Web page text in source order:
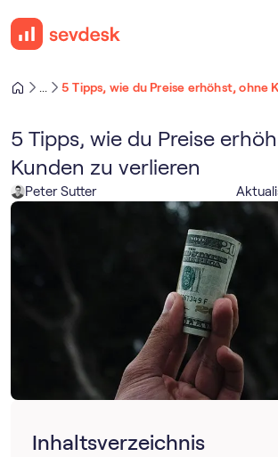
5 Tipps, wie du Preise erhöhst, ohne
5 Tipps, wie du Preise
Kunden zu verlieren
Peter Sutter
Inhaltsverzeichnis